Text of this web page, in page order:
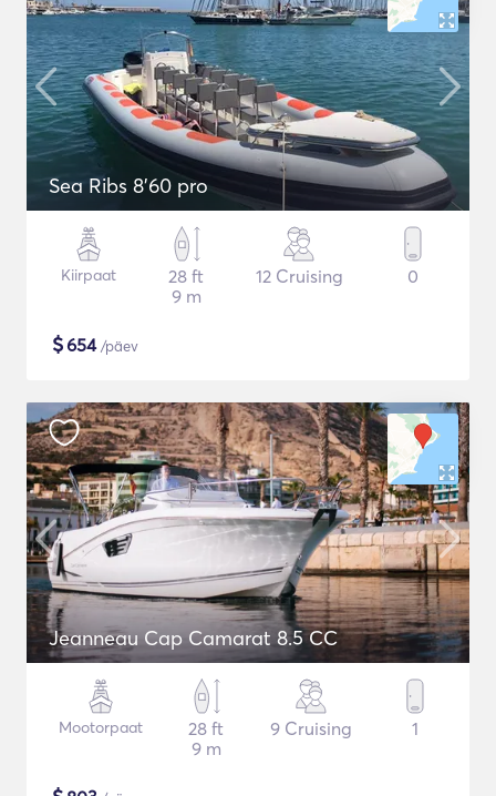
Sea Ribs 8'60 pro
Kiirpaat
28 ft
9 m
12 Cruising 0
$654/päev
Jeanneau Cap Camarat 8.5 CC
Mootorpaat
28 ft
9 m
9 Cruising 1